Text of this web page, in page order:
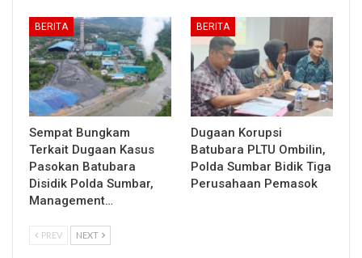
BERITA
Sempat Bungkam
Terkait Dugaan Kasus
Pasokan Batubara
Disidik Polda Sumbar,
Management…
BERITA
Dugaan Korupsi
Batubara PLTU Ombilin,
Polda Sumbar Bidik Tiga
Perusahaan Pemasok
PREV NEXT